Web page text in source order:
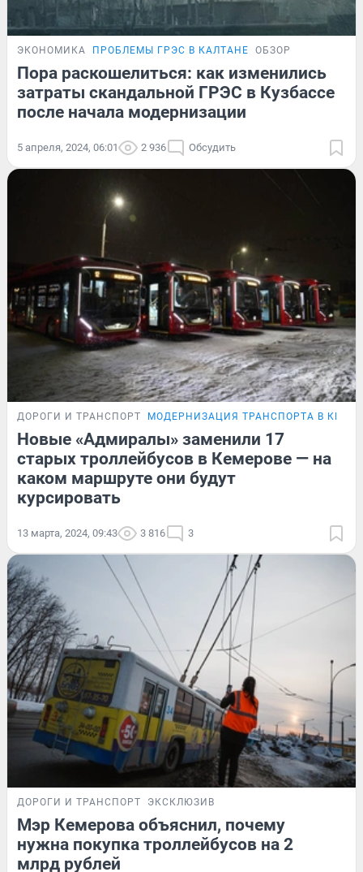
ЭКОНОМИКА ПРОБЛЕМЫ ГРЭС В КАЛТАНЕ ОБЗОР
Пора раскошелиться: как изменились
затраты скандальной ГРЭС в Кузбассе
после начала модернизации
5 апреля, 2024, 06:01 2 936 Обсудить
ДОРОГИ И ТРАНСПОРТ МОДЕРНИЗАЦИЯ ТРАНСПОРТА В
Новые «Адмиралы» заменили 17
старых троллейбусов в Кемерове — на
каком маршруте они будут
курсировать
13 марта, 2024, 09:43 3 816 3
ДОРОГИ И ТРАНСПОРТ ЭКСКЛЮЗИВ
Мэр Кемерова объяснил, почему
нужна покупка троллейбусов на 2
млрд рублей